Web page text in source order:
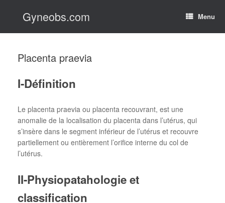
Gyneobs.com Menu
Placenta praevia
I-Définition
Le placenta praevia ou placenta recouvrant, est une
anomalie de la localisation du placenta dans l’utérus, qui
s’insère dans le segment inférieur de l’utérus et recouvre
partiellement ou entièrement l’orifice interne du col de
l’utérus.
II-Physiopatahologie et
classification